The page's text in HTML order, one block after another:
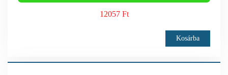
12057 Ft
Kosárba